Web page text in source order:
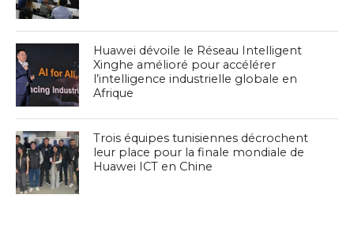
Huawei dévoile le Réseau Intelligent
Xinghe amélioré pour accélérer
l’intelligence industrielle globale en
Afrique
Trois équipes tunisiennes décrochent
leur place pour la finale mondiale de
Huawei ICT en Chine